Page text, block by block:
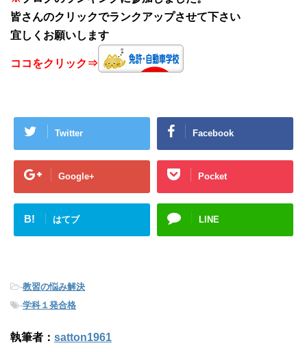
皆さんのクリックでランクアップさせて下さい
宜しくお願いします
ココをクリック⇒
Twitter Facebook
Google+ Pocket
B! はてブ LINE
-教習の悩み解決
-学科１発合格
執筆者： satton1961